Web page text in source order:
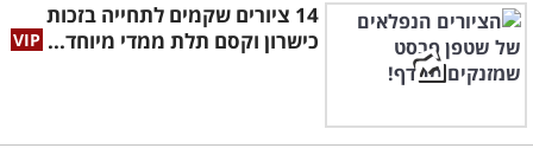
14 ציורים שקמים לתחייה בזכות
כישרון וקסם תלת ממדי מיוחד...